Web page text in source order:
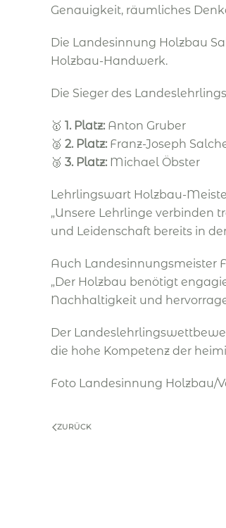
Genauigkeit, räumliches
Die Landesinnung Holzbau
Holzbau-Handwerk.
Die Sieger des
🥇 1. Platz: Anton Gruber
🥈 2. Platz: Franz-Joseph
🥉 3. Platz: Michael Öbster
Lehrlingswart Holzbau-
„Unsere Lehrlinge verbinden
und Leidenschaft bereits in
Auch Landesinnungsmeister
„Der Holzbau benötigt
Nachhaltigkeit und
Der
die hohe Kompetenz der
Foto Landesinnung Holzbau/
ZURÜCK